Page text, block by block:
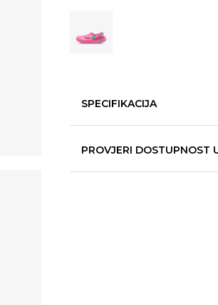
SPECIFIKACIJA
PROVJERI DOSTUPNOST